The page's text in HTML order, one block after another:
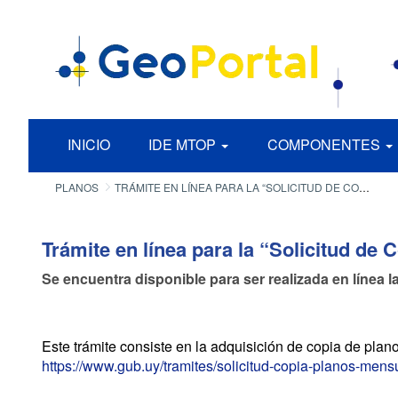
INICIO IDE MTOP COMPONENTES
PLANOS TRÁMITE EN LÍNEA PARA LA “SOLICITUD DE COPIA DE PLANOS DE MENSURA”
Trámite en línea para la “Solicitud de
Se encuentra disponible para ser realizada en línea
Este trámite consiste en la adquisición de copia de
https://www.gub.uy/tramites/solicitud-copia-planos-